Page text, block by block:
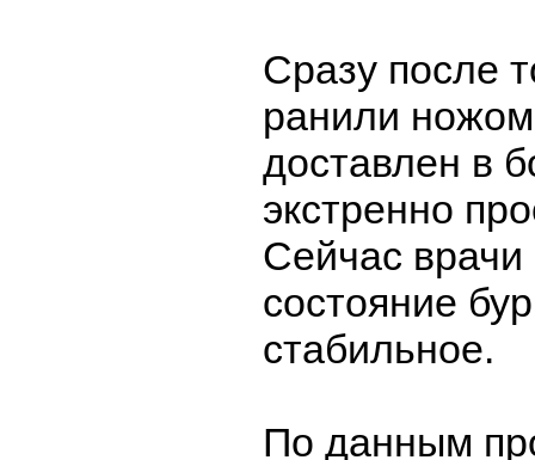
Сразу после
ранили
доставлен в
экстренно
Сейчас
состояние
стабильное.
По данным